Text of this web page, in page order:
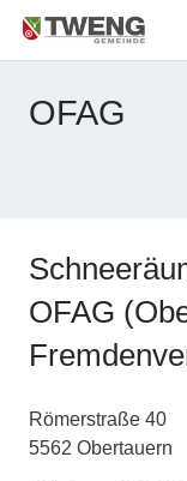
OFAG
OFAG
Römerstraße 40
5562 Obertauern